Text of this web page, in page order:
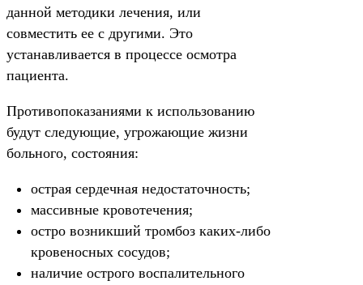
данной методики лечения, или
совместить ее с другими. Это
устанавливается в процессе осмотра
пациента.
Противопоказаниями к использованию
будут следующие, угрожающие жизни
больного, состояния:
острая сердечная недостаточность;
массивные кровотечения;
остро возникший тромбоз каких-либо
кровеносных сосудов;
наличие острого воспалительного